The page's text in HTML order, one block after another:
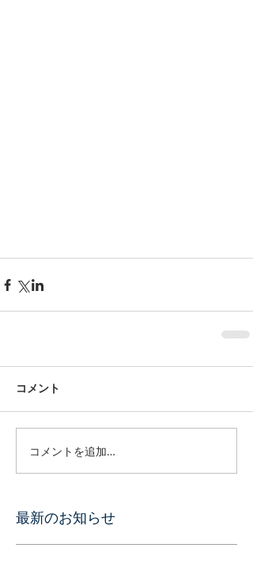
コメント
コメントを追加…
最新のお知らせ